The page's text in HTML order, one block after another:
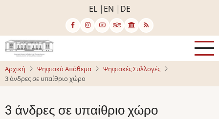
κυρίως
περιεχόμενο
EL EN DE
Αρχική Ψηφιακό Απόθεμα
Ψηφιακές Συλλογές
3 άνδρες σε υπαίθριο χώρο
3 άνδρες σε υπαίθριο χώρο